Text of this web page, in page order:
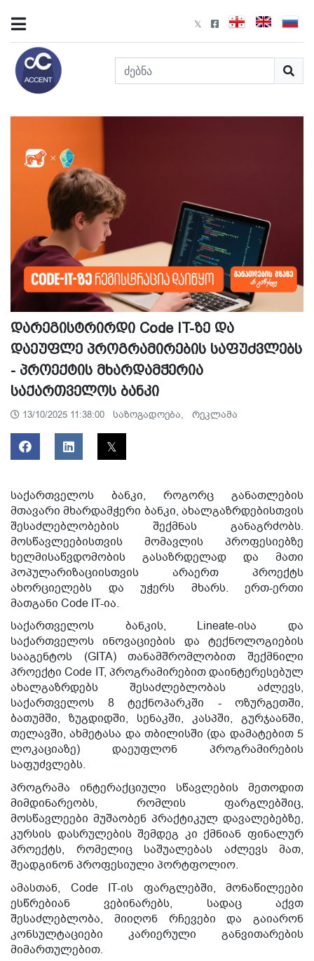
დარეგისტრირდი Code IT-ზე და
დაეუფლე პროგრამირების საფუძვლებს
- პროექტის მხარდამჭერია
საქართველოს ბანკი
13/10/2025 11:38:00 საზოგადოება, რეკლამა
საქართველოს ბანკი, როგორც განათლების
მთავარი მხარდამჭერი ბანკი, ახალგაზრდებისთვის
შესაძლებლობების შექმნას განაგრძობს.
მოსწავლეებისთვის მომავლის პროფესიებზე
ხელმისაწვდომობის გასაზრდელად და მათი
პოპულარიზაციისთვის არაერთ პროექტს
ახორციელებს და უჭერს მხარს. ერთ-ერთი
მათგანი Code IT-ია.
საქართველოს ბანკის, Lineate-ისა და
საქართველოს ინოვაციების და ტექნოლოგიების
სააგენტოს (GITA) თანამშრომლობით შექმნილი
პროექტი Code IT, პროგრამირებით დაინტერესებულ
ახალგაზრდებს შესაძლებლობას აძლევს,
საქართველოს 8 ტექნოპარკში - ოზურგეთში,
ბათუმში, ზუგდიდში, სენაკში, კასპში, გურჯაანში,
თელავში, ახმეტასა და თბილისში (და დამატებით 5
ლოკაციაზე) დაეუფლონ პროგრამირების
საფუძვლებს.
პროგრამა ინტერაქციული სწავლების მეთოდით
მიმდინარეობს, რომლის ფარგლებშიც,
მოსწავლეები მუშაობენ პრაქტიკულ დავალებებზე,
კურსის დასრულების შემდეგ კი ქმნიან ფინალურ
პროექტს, რომელიც საშუალებას აძლევს მათ,
შეადგინონ პროფესიული პორტფოლიო.
ამასთან, Code IT-ის ფარგლებში, მონაწილეები
ესწრებიან ვებინარებს, სადაც აქვთ
შესაძლებლობა, მიიღონ რჩევები და გაიარონ
კონსულტაციები კარიერული განვითარების
მიმართულებით.